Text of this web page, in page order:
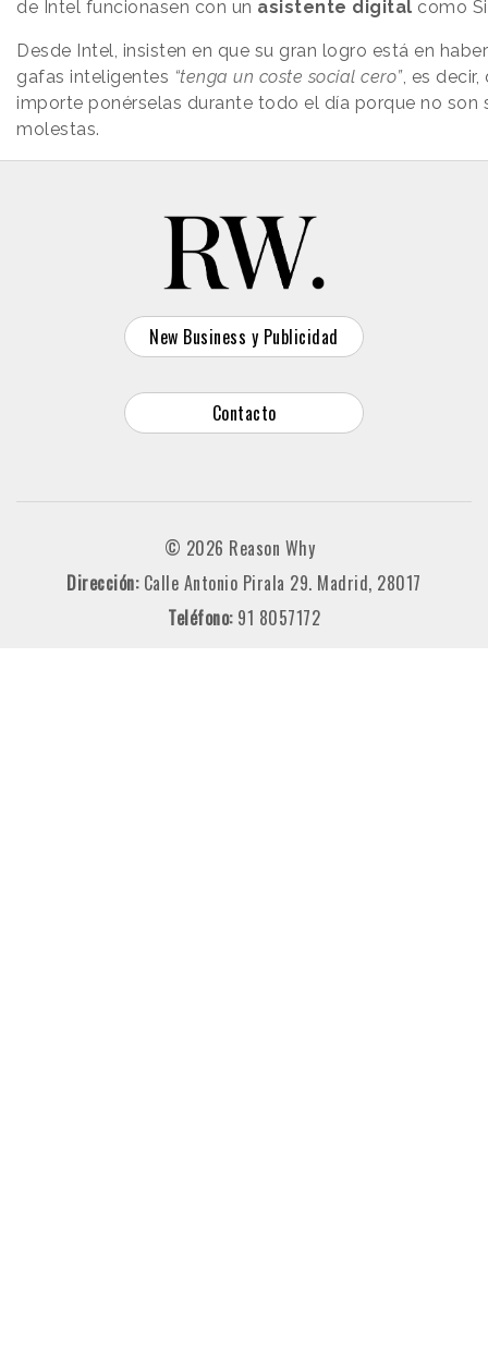
de Intel funcionasen con un asistente digital como
Desde Intel, insisten en que su gran logro está en
gafas inteligentes “tenga un coste social cero”, es
importe ponérselas durante todo el día porque no son
molestas.
New Business y Publicidad
Contacto
© 2026 Reason Why
Dirección: Calle Antonio Pirala 29. Madrid, 28017
Teléfono: 91 8057172